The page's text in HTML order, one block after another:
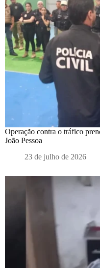
Operação contra o tráfico
João Pessoa
23 de julho de 2026